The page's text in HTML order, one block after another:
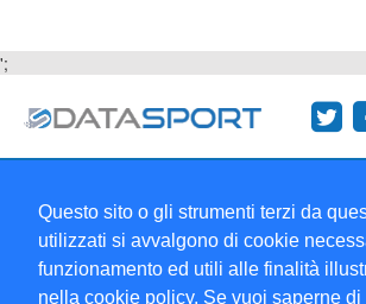
Questo sito o gli strumenti terzi da
utilizzati si avvalgono di cookie
funzionamento ed utili alle finalità
nella cookie policy. Se vuoi saperne di
';
Collabora con noi
Copyright 1995-2026 © Wise Srl Via